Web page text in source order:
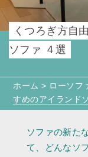
くつろぎ方自
ソファ ４選
ホーム > ローソフ
すめのアイランド
ソファの新た
て、どんなソ